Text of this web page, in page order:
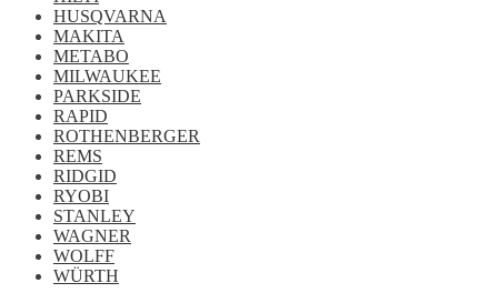
HUSQVARNA
MAKITA
METABO
MILWAUKEE
PARKSIDE
RAPID
ROTHENBERGER
REMS
RIDGID
RYOBI
STANLEY
WAGNER
WOLFF
WÜRTH